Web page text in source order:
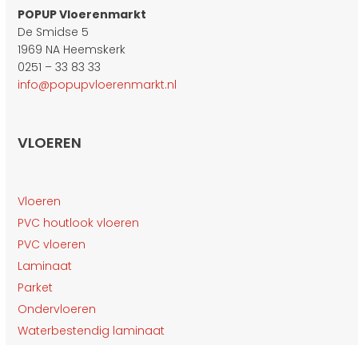
POPUP Vloerenmarkt
De Smidse 5
1969 NA Heemskerk
0251 – 33 83 33
info@popupvloerenmarkt.nl
VLOEREN
Vloeren
PVC houtlook vloeren
PVC vloeren
Laminaat
Parket
Ondervloeren
Waterbestendig laminaat